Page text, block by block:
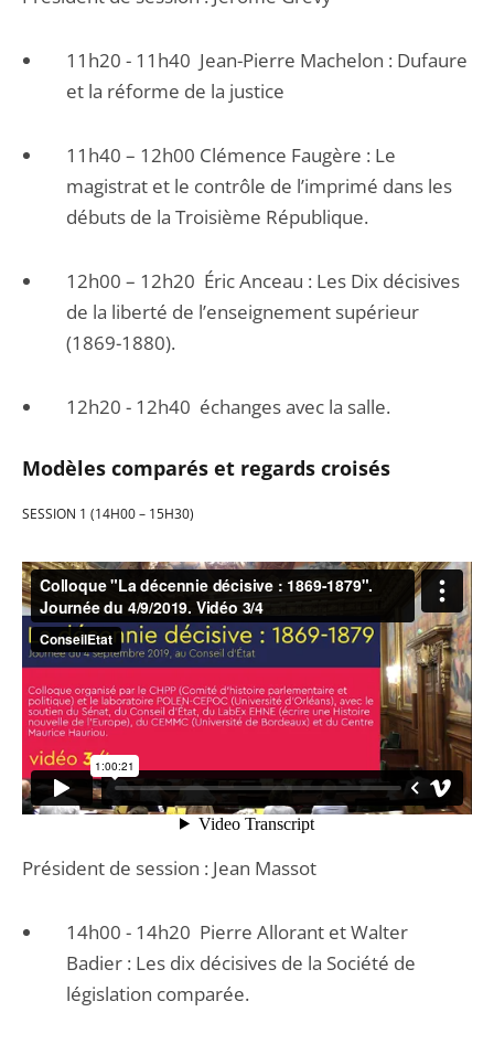
11h20 - 11h40 Jean-Pierre Machelon : Dufaure
et la réforme de la justice
11h40 – 12h00 Clémence Faugère : Le
magistrat et le contrôle de l’imprimé dans les
débuts de la Troisième République.
12h00 – 12h20 Éric Anceau : Les Dix décisives
de la liberté de l’enseignement supérieur
(1869-1880).
12h20 - 12h40 échanges avec la salle.
Modèles comparés et regards croisés
SESSION 1 (14H00 – 15H30)
Président de session : Jean Massot
14h00 - 14h20 Pierre Allorant et Walter
Badier : Les dix décisives de la Société de
législation comparée.